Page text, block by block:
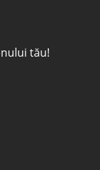
tău!